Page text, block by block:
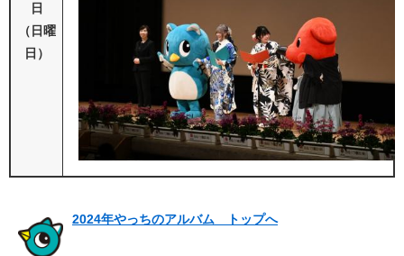
日
（日曜
日）
2024年やっちのアルバム トップへ